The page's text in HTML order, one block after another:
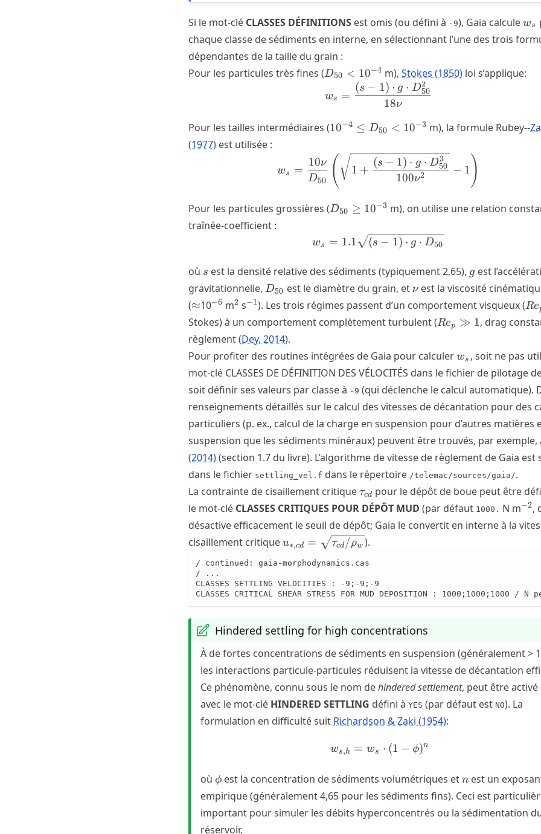
Si le mot-clé CLASSES DÉFINITIONS est omis (ou défini à -9), Gaia calculew_s
ws
chaque classe de sédiments en interne, en sélectionnant l’une des trois
dépendantes de la taille du grain :
Pour les particules très fines (D_{50}
10^{-4}
D50 < 10−4 m),Stokes (1850) loi s’applique:
w_{s} = \frac{(s-1) \cdot g
ws =
18ν
(s − 1) ⋅ g ⋅ D50
2
Pour les tailles intermédiaires (10^{-4}
D_{50}
<
10^{-3}
10−4 ≤ D50 < 10−3 m), la formule Rubey--
(1977) est utilisée :
w_{s} =
ws =
D50
10ν ( 1 +
100ν2
(s − 1) ⋅ g ⋅ D50
3
− 1 )
Pour les particules grossières (D_{50}
10^{-3}
D50 ≥ 10−3 m), on utilise une relation
traînée-coefficient :
w_{s} = 1.1\sqrt{(s-1) \cdot g
ws = 1.1 (s − 1) ⋅ g ⋅ D50
où s
s est la densité relative des sédiments (typiquement 2,65), g
g est
gravitationnelle, D_{50}
D50 est le diamètre du grain, et \nu
νest la viscosité
(\approx
≈10^{-6}
−6 m^{2}
2 s^{-1}
−1). Les trois régimes passent d’un comportement visqueux (
\ll
Re
Stokes) à un comportement complètement turbulent (Re_p
Rep ≫ 1, drag
règlement Dey, 2014 .
Pour profiter des routines intégrées de Gaia pour calculerw_{s}
ws , soit ne pas
mot-clé CLASSES DE DÉFINITION DES VÉLOCITÉS dans le fichier de pilotage
soit définir ses valeurs par classe à -9 (qui déclenche le calcul automatique).
renseignements détaillés sur le calcul des vitesses de décantation pour des
particuliers (p. ex., calcul de la charge en suspension pour d’autres matières
suspension que les sédiments minéraux) peuvent être trouvés, par exemple,
(2014)(section 1.7 du livre). L’algorithme de vitesse de règlement de Gaia est
dans le fichier settling_vel.f dans le répertoire /telemac/sources/gaia/.
La contrainte de cisaillement critique\tau_{cd}
τcd pour le dépôt de boue peut être
le mot-clé CLASSES CRITIQUES POUR DÉPÔT MUD (par défaut 1000. N m^{-
−2,
désactive efficacement le seuil de dépôt; Gaia le convertit en interne à la
cisaillement critiqueu_{*,cd} =
u∗,cd = τcd /ρw ).
/ continued: gaia-morphodynamics.cas
/ ...
CLASSES SETTLING VELOCITIES : -9;-9;-9
CLASSES CRITICAL SHEAR STRESS FOR MUD DEPOSITION : 1000;1000;1000 / N
Hindered settling for high concentrations
À de fortes concentrations de sédiments en suspension (généralement >
les interactions particule-particules réduisent la vitesse de décantation
Ce phénomène, connu sous le nom dehindered settlement, peut être activé
avec le mot-clé HINDERED SETTLING défini à YES (par défaut est NO). La
formulation en difficulté suit Richardson & Zaki (1954):
w_{s,h} = w_s \cdot (1 - \phi)^n
ws,h = ws ⋅ (1 − ϕ)n
où \phi
ϕ est la concentration de sédiments volumétriques etn
n est un
empirique (généralement 4,65 pour les sédiments fins). Ceci est
important pour simuler les débits hyperconcentrés ou la sédimentation
réservoir.